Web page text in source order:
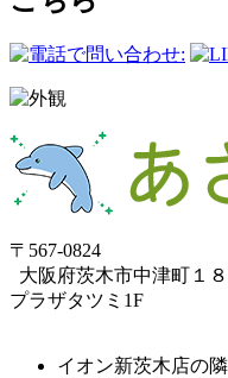
〒567-0824
⼤阪府茨⽊市中津町１
プラザタツミ1F
イオン新茨木店の隣